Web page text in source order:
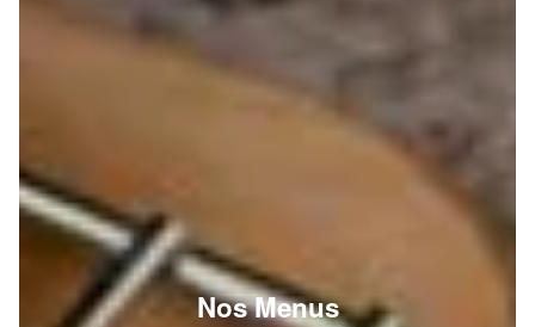
Nos Menus